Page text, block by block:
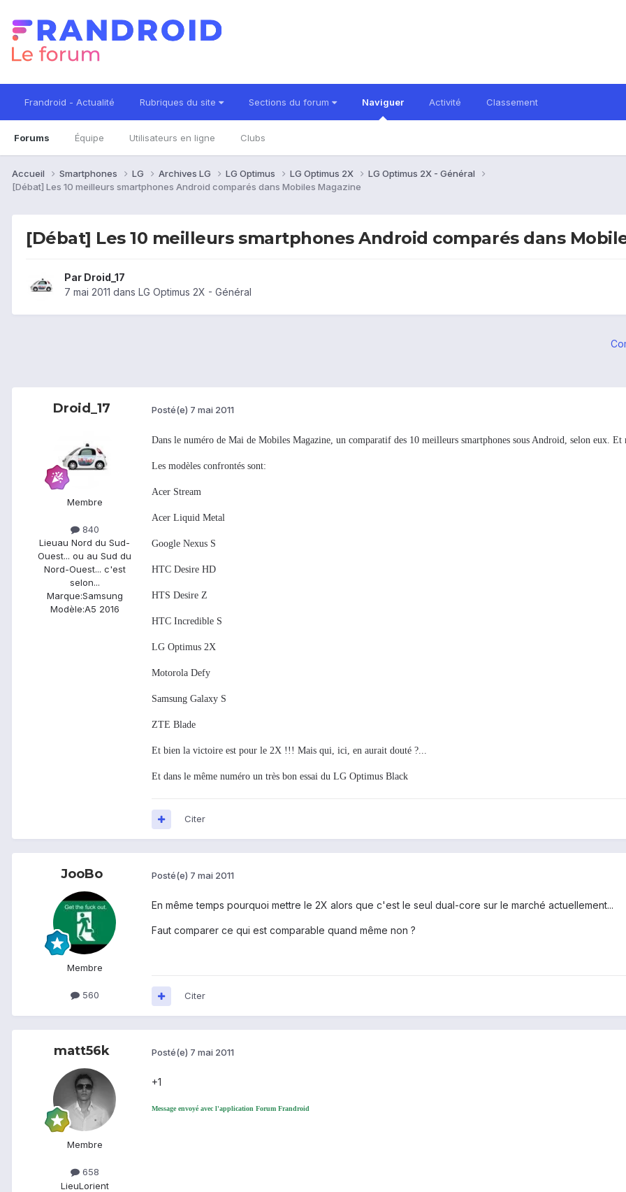
Frandroid - Actualité Rubriques du site Sections du forum Naviguer
Forums Équipe Utilisateurs en ligne Clubs
Activité Classement
Accueil Smartphones LG Archives LG LG Optimus LG Optimus 2X
LG Optimus 2X - Général
[Débat] Les 10 meilleurs smartphones Android comparés dans Mobiles Magazine
[Débat] Les 10 meilleurs smartphones Android comparés dans
Par Droid_17
7 mai 2011 dans LG Optimus 2X - Général
Droid_17
Membre
840
Lieuau Nord du Sud-
Ouest... ou au Sud du
Nord-Ouest... c'est
selon...
Marque:Samsung
Modèle:A5 2016
Posté(e) 7 mai 2011
Dans le numéro de Mai de Mobiles Magazine, un comparatif des 10 meilleurs smartphones sous Android, selon eux.
Les modèles confrontés sont:
Acer Stream
Acer Liquid Metal
Google Nexus S
HTC Desire HD
HTS Desire Z
HTC Incredible S
LG Optimus 2X
Motorola Defy
Samsung Galaxy S
ZTE Blade
Et bien la victoire est pour le 2X !!! Mais qui, ici, en aurait douté ?...
Et dans le même numéro un très bon essai du LG Optimus Black
Citer
JooBo
Membre
560
Posté(e) 7 mai 2011
En même temps pourquoi mettre le 2X alors que c'est le seul dual-core sur le marché actuellement...
Faut comparer ce qui est comparable quand même non ?
Citer
matt56k
Membre
658
LieuLorient
Posté(e) 7 mai 2011
+1
Message envoyé avec l'application Forum Frandroid